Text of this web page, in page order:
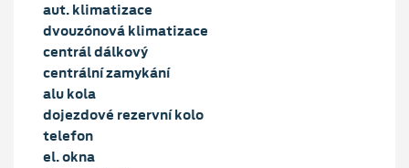
aut. klimatizace
dvouzónová klimatizace
centrál dálkový
centrální zamykání
alu kola
dojezdové rezervní kolo
telefon
el. okna